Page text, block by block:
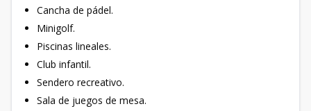
Cancha de pádel.
Minigolf.
Piscinas lineales.
Club infantil.
Sendero recreativo.
Sala de juegos de mesa.